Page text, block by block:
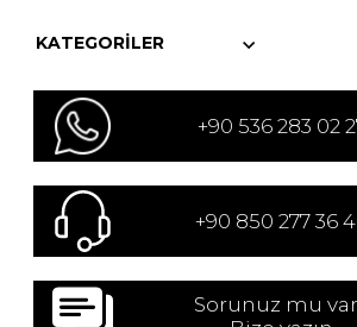
KATEGORILER
+90 536 283 02
+90 850 277 36
Sorunuz mu